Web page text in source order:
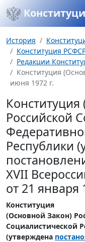
История
Конституция
Редакции
Конституция
июня 1972 г.
Российской
Республики
XVII
от 21 января
Конституция
(Основной Закон)
Социалистической
(утверждена